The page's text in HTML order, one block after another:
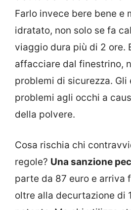
Farlo invece bere bene e
idratato, non solo se fa
viaggio dura più di 2 ore.
affacciare dal finestrino,
problemi di sicurezza. Gli
problemi agli occhi a
della polvere.
Cosa rischia chi
regole? Una sanzione
parte da 87 euro e arriva
oltre alla decurtazione di